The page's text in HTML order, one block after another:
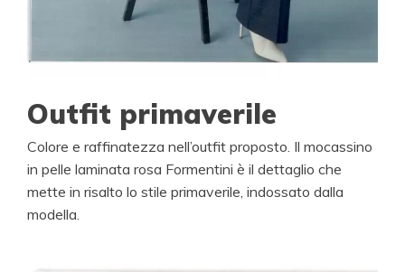
Outfit primaverile
Colore e raffinatezza nell’outfit proposto. Il mocassino
in pelle laminata rosa Formentini è il dettaglio che
mette in risalto lo stile primaverile, indossato dalla
modella.